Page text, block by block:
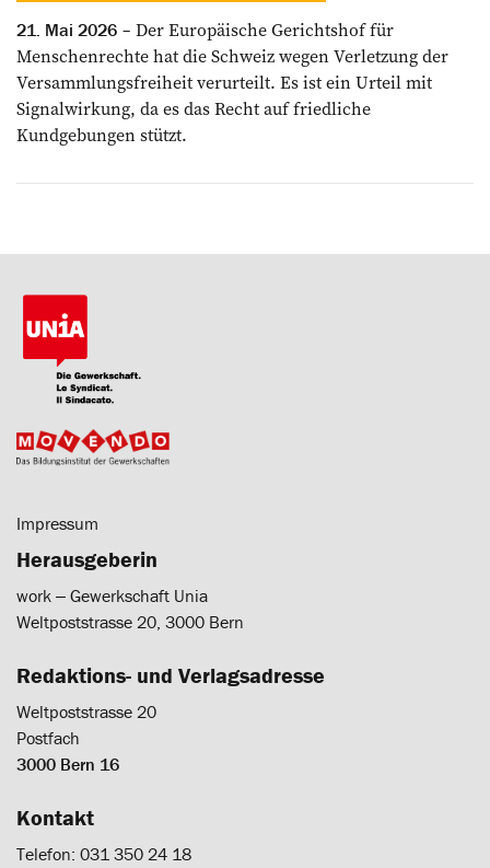
21. Mai 2026
Der Europäische Gerichtshof für
Menschenrechte hat die Schweiz wegen Verletzung der
Versammlungsfreiheit verurteilt. Es ist ein Urteil mit
Signalwirkung, da es das Recht auf friedliche
Kundgebungen stützt.
Impressum
Herausgeberin
work ‒ Gewerkschaft Unia
Weltpoststrasse 20, 3000 Bern
Redaktions- und Verlagsadresse
Weltpoststrasse 20
Postfach
3000 Bern 16
Kontakt
Telefon: 031 350 24 18